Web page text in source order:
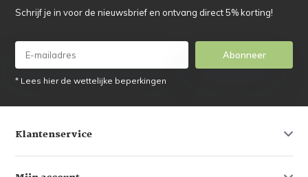
Schrijf je in voor de nieuwsbrief en ontvang direct 5% korting!
Abonneer
* Lees hier de wettelijke beperkingen
Klantenservice